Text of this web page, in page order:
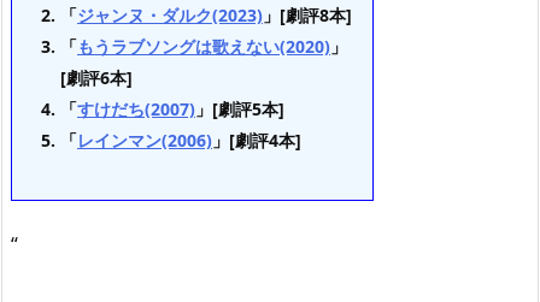
「ジャンヌ・ダルク(2023) 」[劇評8本]
「もうラブソングは歌えない(2020) 」
[劇評6本]
「すけだち(2007) 」[劇評5本]
「レインマン(2006) 」[劇評4本]
“